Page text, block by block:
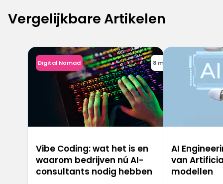
Vergelijkbare Artikelen
Digital Nomad 8 min
Vibe Coding: wat het is en
waarom bedrijven nú AI-
consultants nodig hebben
AI
van
modellen